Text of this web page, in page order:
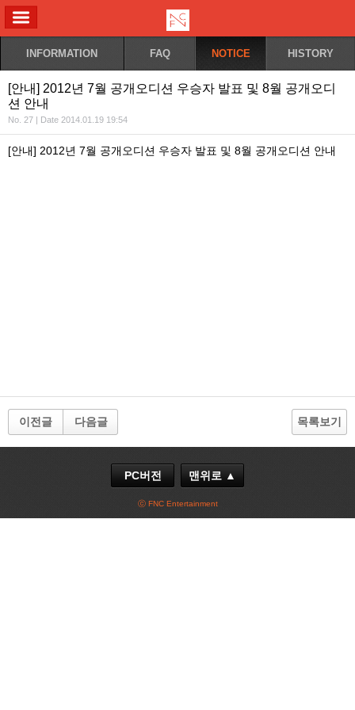
INFORMATION FAQ NOTICE HISTORY
[안내] 2012년 7월 공개오디션 우승자 발표 및 8월 공개오디
션 안내
No. 27 | Date 2014.01.19 19:54
[안내] 2012년 7월 공개오디션 우승자 발표 및 8월 공개오디션 안내
이전글 다음글 목록보기
PC버전 맨위로 ▲
ⓒ FNC Entertainment